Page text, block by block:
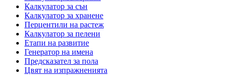
Калкулатор за сън
Калкулатор за хранене
Перцентили на растеж
Калкулатор за пелени
Етапи на развитие
Генератор на имена
Предсказател за пола
Цвят на изпражненията